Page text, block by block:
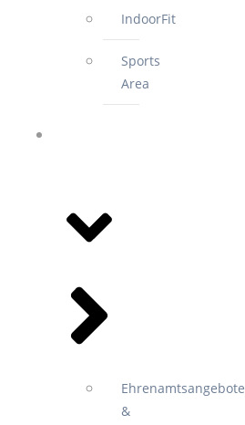
IndoorFit
Sports
Area
Ehrenamtsangebote
&